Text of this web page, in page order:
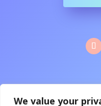
We value your
Digital Marketing and